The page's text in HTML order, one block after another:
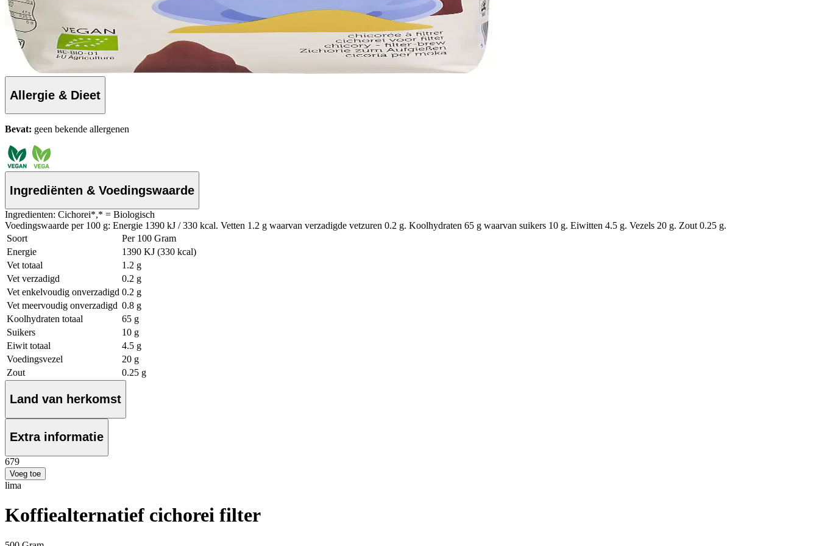
Allergie & Dieet
Bevat: geen bekende allergenen
Ingrediënten & Voedingswaarde
Ingredienten: Cichorei*,* = Biologisch
Voedingswaarde per 100 g: Energie 1390 kJ / 330 kcal. Vetten 1.2 g waarvan verzadigde vetzuren 0.2 g. Koolhydraten 65 g waarvan suikers 10 g. Eiwitten 4.5 g. Vezels 20 g. Zout 0.25 g.
Soort
Per 100 Gram
Energie
1390 KJ (330 kcal)
Vet totaal
1.2 g
Vet verzadigd
0.2 g
Vet enkelvoudig onverzadigd 0.2 g
Vet meervoudig onverzadigd 0.8 g
Koolhydraten totaal
65 g
Suikers
10 g
Eiwit totaal
4.5 g
Voedingsvezel
20 g
Zout
0.25 g
Land van herkomst
Extra informatie
679
Voeg toe
lima
Koffiealternatief cichorei filter